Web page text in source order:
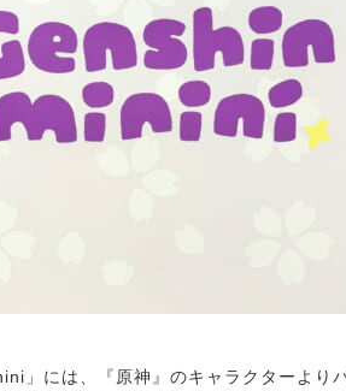
」には、『原神』のキャラクターより